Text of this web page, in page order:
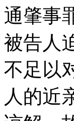
通肇事
被告人
不足以
人的近